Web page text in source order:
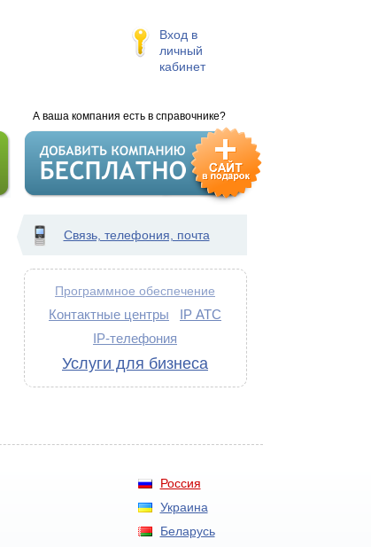
Вход в
личный
кабинет
А ваша компания есть в справочнике?
Связь, телефония, почта
Программное обеспечение
Контактные центры
IP АТС
IP-телефония
Услуги для бизнеса
Россия
Украина
Беларусь